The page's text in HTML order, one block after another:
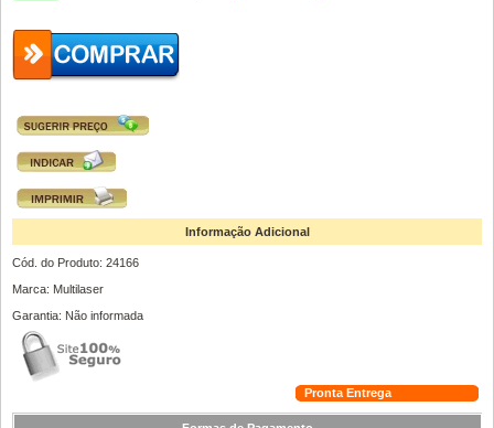
Informação Adicional
Cód. do Produto: 24166
Marca: Multilaser
Garantia: Não informada
Pronta Entrega